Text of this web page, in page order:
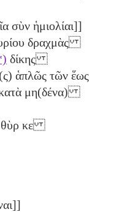
σὺν ἡμιολίαι]]
δραχμὰς
δίκης
ἁπλῶς τῶν ἕως
κατὰ μη(δένα)
κε